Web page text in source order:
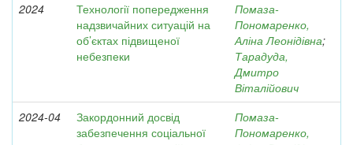
2024
Технології попередження
надзвичайних ситуацій на
об’єктах підвищеної
небезпеки
Помаза-
Пономаренко,
Аліна Леонідівна;
Тарадуда,
Дмитро
Віталійович
2024-04
Закордонний досвід
забезпечення соціальної
Помаза-
Пономаренко,